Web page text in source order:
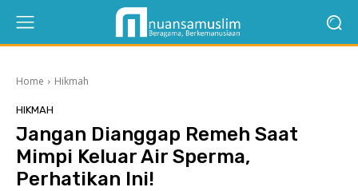
Home Hikmah
HIKMAH
Jangan Dianggap Remeh Saat
Mimpi Keluar Air Sperma,
Perhatikan Ini!